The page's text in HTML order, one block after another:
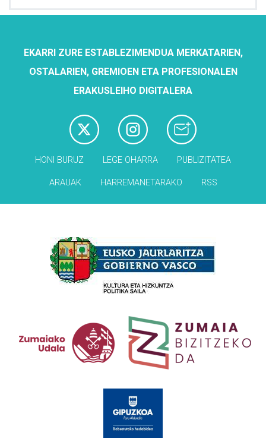
EKARRI ZURE ESTABLEZIMENDUA MERKATARIEN,
OSTALARIEN, GREMIOEN ETA PROFESIONALEN
ERAKUSLEIHO DIGITALERA
HONI BURUZ LEGE OHARRA PUBLIZITATEA
ARAUAK HARREMANETARAKO RSS